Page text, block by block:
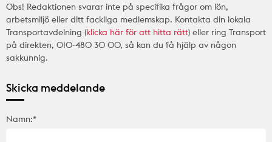
Obs! Redaktionen svarar inte på specifika frågor om lön,
arbetsmiljö eller ditt fackliga medlemskap. Kontakta din lokala
Transportavdelning (klicka här för att hitta rätt) eller ring Transport
på direkten, 010-480 30 00, så kan du få hjälp av någon
sakkunnig.
Skicka meddelande
Namn:*